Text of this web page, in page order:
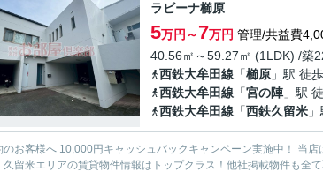
ラビーナ櫛原
5万円～7万円 管理/共益費
40.56㎡～59.27㎡ (1LDK) /築
西鉄大牟田線 「櫛原 」駅 徒
西鉄大牟田線 「宮の陣」駅
西鉄大牟田線 「西鉄久留米
のお客様へ 10,000円キャッシュバックキャンペーン実施中！ 当
久留米エリアの賃貸物件情報はトップクラス！他社掲載物件も全